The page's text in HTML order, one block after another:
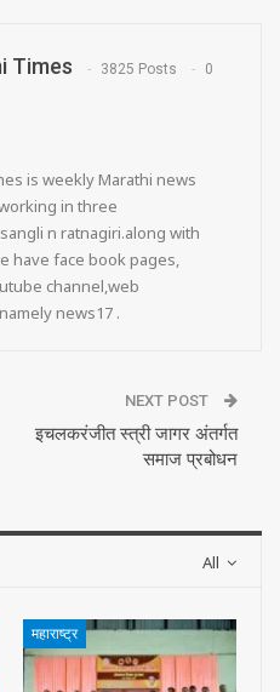
Times 3825 Posts 0
is weekly Marathi news
in three
n ratnagiri.along with
have face book pages,
channel,web
news17 .
NEXT POST
इचलकरंजीत स्त्री जागर अंतर्गत
समाज प्रबोधन
All
महाराष्ट्र